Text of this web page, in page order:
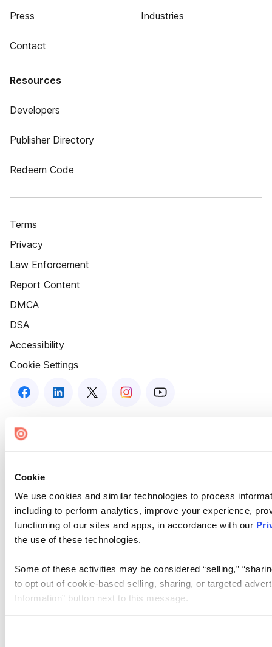
Cookie
We use cookies and similar technologies to process
including to perform analytics, improve your experience,
functioning of our sites and apps, in accordance with our
the use of these technologies.
Some of these activities may be considered “selling,”
to opt out of cookie-based selling, sharing, or targeted
Information” button next to this message.
Press
Contact
Industries
Resources
Developers
Publisher Directory
Redeem Code
Terms
Privacy
Law Enforcement
Report Content
DMCA
DSA
Accessibility
Cookie Settings